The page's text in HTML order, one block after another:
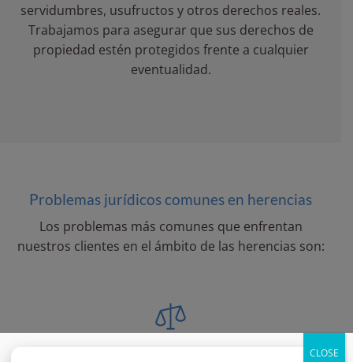
servidumbres, usufructos y otros derechos reales.
Trabajamos para asegurar que sus derechos de
propiedad estén protegidos frente a cualquier
eventualidad.
Problemas jurídicos comunes en herencias
Los problemas más comunes que enfrentan
nuestros clientes en el ámbito de las herencias son:
CLOSE